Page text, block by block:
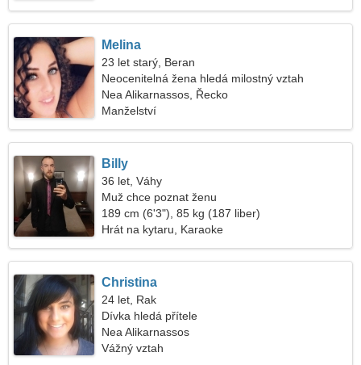
Melina
23 let starý, Beran
Neocenitelná žena hledá milostný vztah
Nea Alikarnassos, Řecko
Manželství
Billy
36 let, Váhy
Muž chce poznat ženu
189 cm (6'3"), 85 kg (187 liber)
Hrát na kytaru, Karaoke
Christina
24 let, Rak
Dívka hledá přítele
Nea Alikarnassos
Vážný vztah